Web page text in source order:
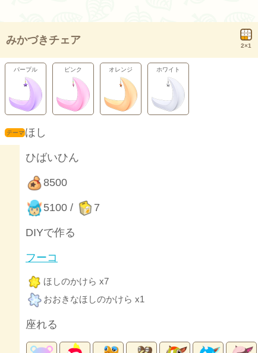
みかづきチェア 2×1
パープル ピンク オレンジ ホワイト
ほし
ひばいひん
8500
5100 / 7
DIYで作る
フーコ
ほしのかけら x7
おおきなほしのかけら x1
座れる